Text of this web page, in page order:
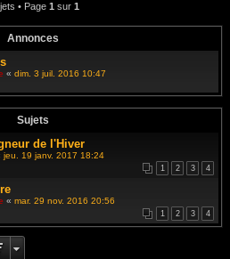
• Page 1 sur 1
Annonces
« dim. 3 juil. 2016 10:47
Sujets
de l'Hiver
jeu. 19 janv. 2017 18:24
1 2 3 4
« mar. 29 nov. 2016 20:56
1 2 3 4